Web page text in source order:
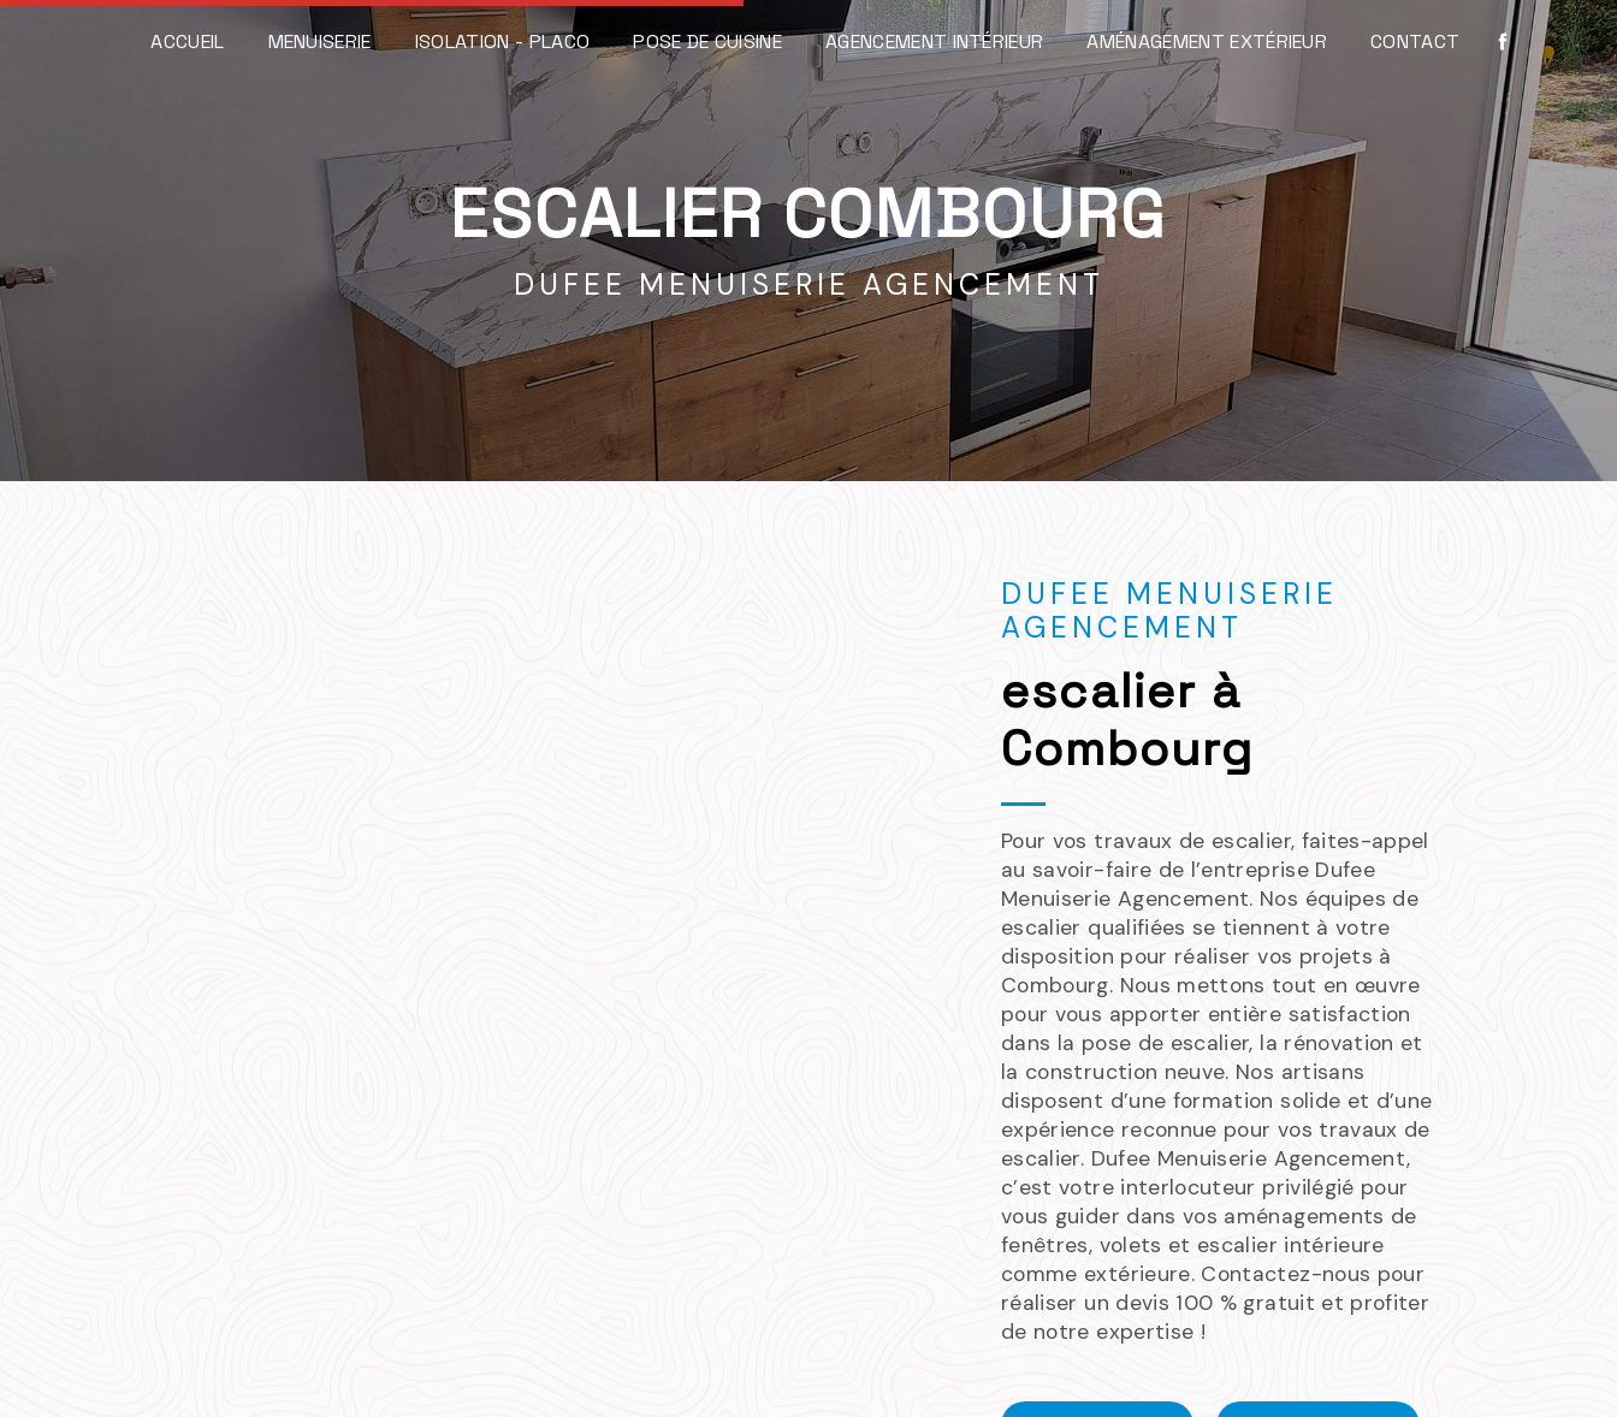
ACCUEIL MENUISERIE ISOLATION - PLACO POSE DE CUISINE AGENCEMENT INTÉRIEUR AMÉNAGEMENT EXTÉRIEUR CONTACT
ESCALIER COMBOURG
DUFEE MENUISERIE AGENCEMENT
DUFEE MENUISERIE
AGENCEMENT
escalier à
Combourg
Pour vos travaux de escalier, faites-appel
au savoir-faire de l’entreprise Dufee
Menuiserie Agencement. Nos équipes de
escalier qualifiées se tiennent à votre
disposition pour réaliser vos projets à
Combourg. Nous mettons tout en œuvre
pour vous apporter entière satisfaction
dans la pose de escalier, la rénovation et
la construction neuve. Nos artisans
disposent d’une formation solide et d’une
expérience reconnue pour vos travaux de
escalier. Dufee Menuiserie Agencement,
c’est votre interlocuteur privilégié pour
vous guider dans vos aménagements de
fenêtres, volets et escalier intérieure
comme extérieure. Contactez-nous pour
réaliser un devis 100 % gratuit et profiter
de notre expertise !